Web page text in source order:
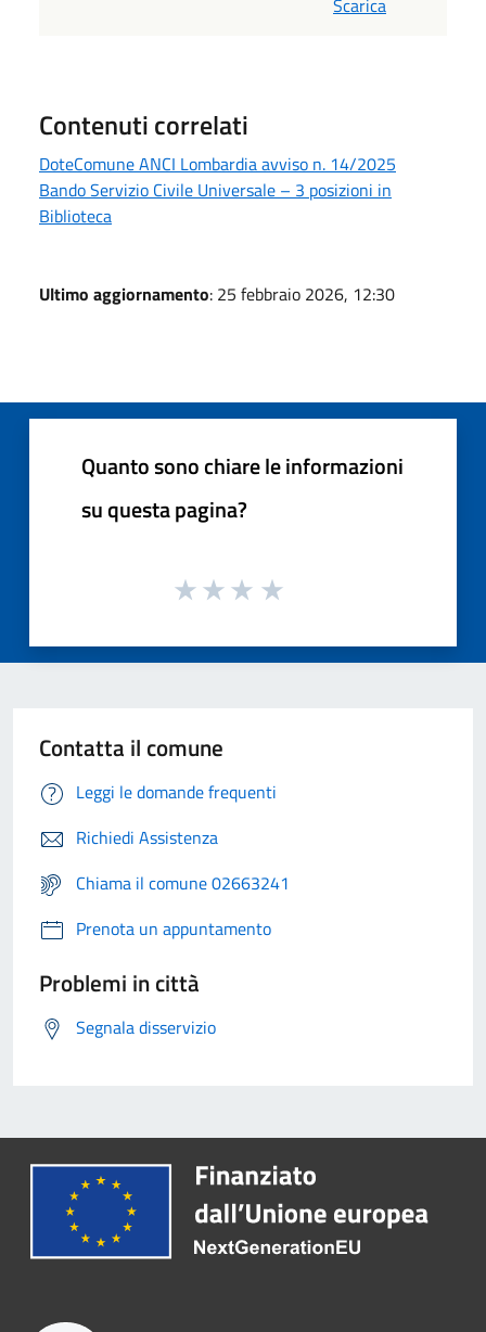
Contenuti correlati
DoteComune ANCI Lombardia avviso n. 14/2025
Bando Servizio Civile Universale – 3 posizioni in
Biblioteca
Ultimo aggiornamento: 25 febbraio 2026, 12:30
Quanto sono chiare le informazioni
su questa pagina?
Contatta il comune
Leggi le domande frequenti
Richiedi Assistenza
Chiama il comune 02663241
Prenota un appuntamento
Problemi in città
Segnala disservizio